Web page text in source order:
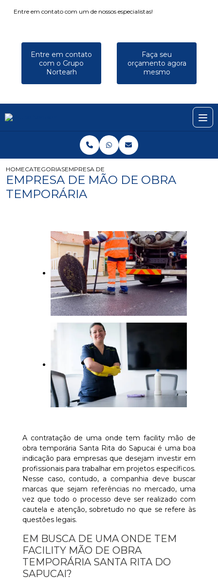
Entre em contato com um de nossos especialistas!
Entre em contato
com o Grupo
Nortearh
Faça seu
orçamento agora
mesmo
HOMECATEGORIASEMPRESA DE MÃO DE OBRA TEMPORÁRIA
EMPRESA DE MÃO DE OBRA
TEMPORÁRIA
A contratação de uma onde tem facility mão de
obra temporária Santa Rita do Sapucai é uma boa
indicação para empresas que desejam investir em
profissionais para trabalhar em projetos específicos.
Nesse caso, contudo, a companhia deve buscar
marcas que sejam referências no mercado, uma
vez que todo o processo deve ser realizado com
cautela e atenção, sobretudo no que se refere às
questões legais.
EM BUSCA DE UMA ONDE TEM
FACILITY MÃO DE OBRA
TEMPORÁRIA SANTA RITA DO
SAPUCAI?